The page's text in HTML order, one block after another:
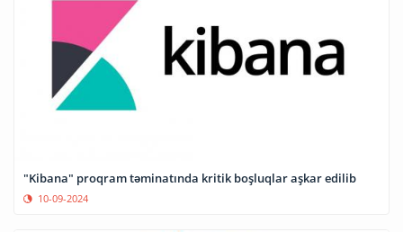
"Kibana" proqram təminatında kritik boşluqlar aşkar edilib
10-09-2024